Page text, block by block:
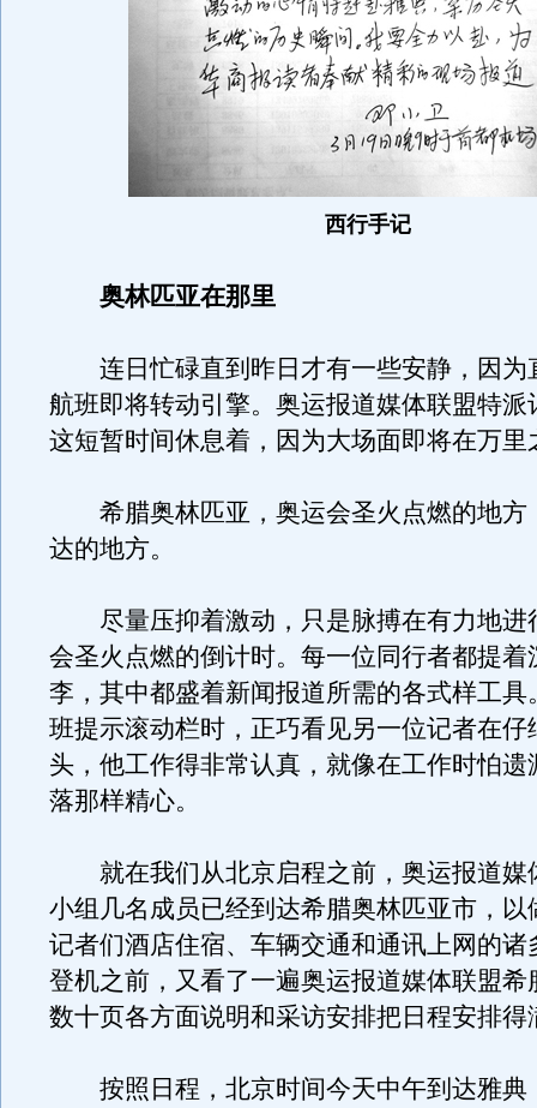
西行手记
奥林匹亚在那里
连日忙碌直到昨日才有一些安静，因为
航班即将转动引擎。奥运报道媒体联盟特派
这短暂时间休息着，因为大场面即将在万里
希腊奥林匹亚，奥运会圣火点燃的地方
达的地方。
尽量压抑着激动，只是脉搏在有力地进
会圣火点燃的倒计时。每一位同行者都提着
李，其中都盛着新闻报道所需的各式样工具
班提示滚动栏时，正巧看见另一位记者在仔
头，他工作得非常认真，就像在工作时怕遗
落那样精心。
就在我们从北京启程之前，奥运报道媒
小组几名成员已经到达希腊奥林匹亚市，以
记者们酒店住宿、车辆交通和通讯上网的诸
登机之前，又看了一遍奥运报道媒体联盟希
数十页各方面说明和采访安排把日程安排得
按照日程，北京时间今天中午到达雅典